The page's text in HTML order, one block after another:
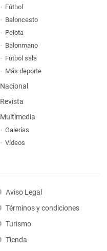
Fútbol
Baloncesto
Pelota
Balonmano
Fútbol sala
Más deporte
Nacional
Revista
Multimedia
Galerías
Vídeos
Aviso Legal
Términos y condiciones
Turismo
Tienda